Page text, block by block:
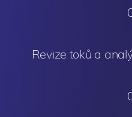
Revize toků a